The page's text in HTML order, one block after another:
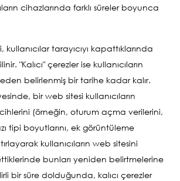
cihazlarında farklı süreler boyunca
kullanıcılar tarayıcıyı kapattıklarında
"Kalıcı" çerezler ise kullanıcıların
belirlenmiş bir tarihe kadar kalır.
bir web sitesi kullanıcıların
(örneğin, oturum açma verilerini,
tipi boyutlarını, ek görüntüleme
kullanıcıların web sitesini
bunları yeniden belirtmelerine
bir süre dolduğunda, kalıcı çerezler